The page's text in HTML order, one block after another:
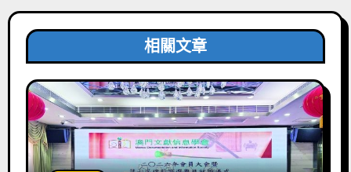
相關文章